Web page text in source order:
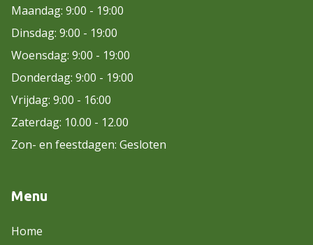
Maandag: 9:00 - 19:00
Dinsdag: 9:00 - 19:00
Woensdag: 9:00 - 19:00
Donderdag: 9:00 - 19:00
Vrijdag: 9:00 - 16:00
Zaterdag: 10.00 - 12.00
Zon- en feestdagen: Gesloten
Menu
Home